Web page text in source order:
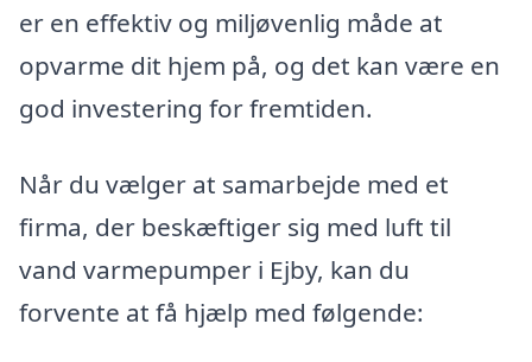
er en effektiv og miljøvenlig måde at
opvarme dit hjem på, og det kan være en
god investering for fremtiden.
Når du vælger at samarbejde med et
firma, der beskæftiger sig med luft til
vand varmepumper i Ejby, kan du
forvente at få hjælp med følgende: